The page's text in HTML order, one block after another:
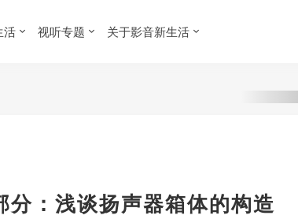
活 视听专题 关于影音新生活
：浅谈扬声器箱体的构造